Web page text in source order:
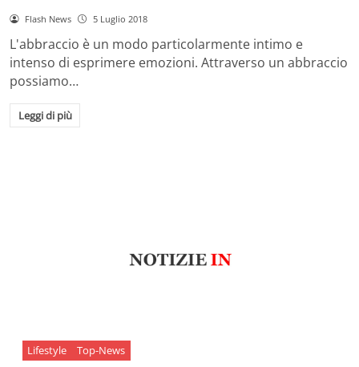
Flash News 5 Luglio 2018
L'abbraccio è un modo particolarmente intimo e
intenso di esprimere emozioni. Attraverso un abbraccio
possiamo…
Leggi di più
Lifestyle Top-News